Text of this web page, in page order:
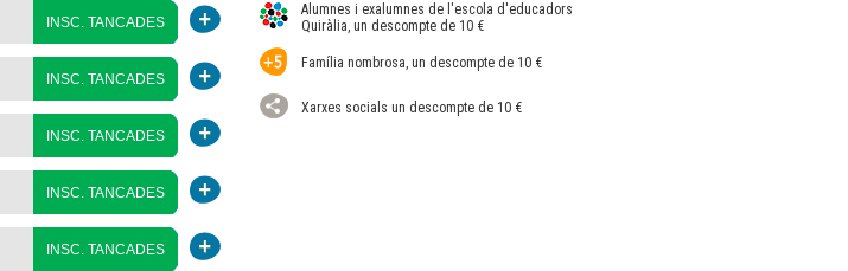
INSC. TANCADES
INSC. TANCADES
INSC. TANCADES
INSC. TANCADES
INSC. TANCADES
Alumnes i exalumnes de l'escola d'educadors
Quiràlia, un descompte de 10 €
Família nombrosa, un descompte de 10 €
Xarxes socials un descompte de 10 €